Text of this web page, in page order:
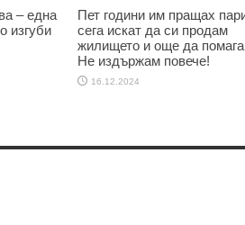
– една
изгуби
Пет години им пращах
сега искат да си продам
жилището и още да
Не издържам повече!
16.12.2024